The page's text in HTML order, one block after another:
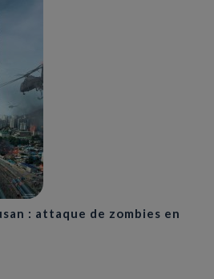
: attaque de zombies en